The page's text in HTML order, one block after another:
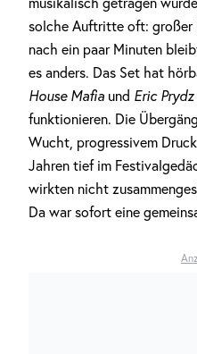
solche Auftritte oft: großer
nach ein paar Minuten
es anders. Das Set hat
House Mafia und Eric Prydz
funktionieren. Die
Wucht, progressivem
Jahren tief im
wirkten nicht
Da war sofort eine